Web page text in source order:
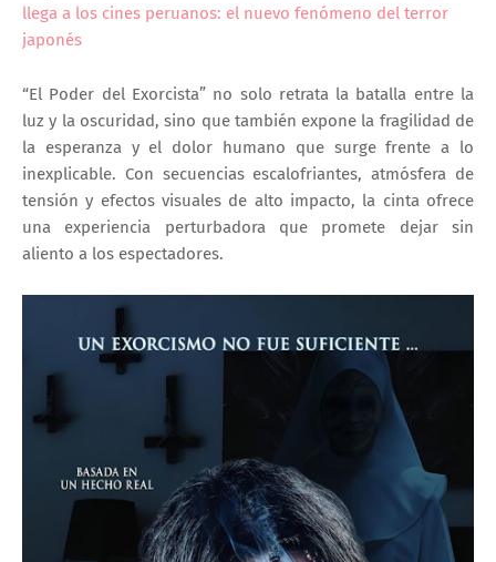
llega a los cines peruanos: el nuevo fenómeno del terror
japonés
“El Poder del Exorcista”no solo retrata la batalla entre la
luz y la oscuridad, sino que también expone la fragilidad de
la esperanza y el dolor humano que surge frente a lo
inexplicable. Con secuencias escalofriantes, atmósfera de
tensión y efectos visuales de alto impacto, la cinta ofrece
una experiencia perturbadora que promete dejar sin
aliento a los espectadores.